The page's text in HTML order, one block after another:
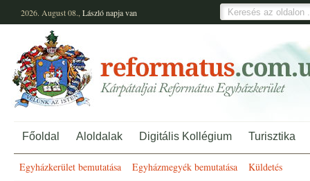
2026. August 08., Lászlónapja van
Főoldal Aloldalak Digitális Kollégium Turisztika
Egyházkerület bemutatása Egyházmegyék bemutatása Küldetés